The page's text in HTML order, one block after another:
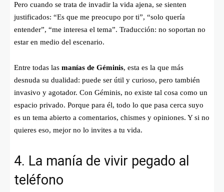
Pero cuando se trata de invadir la vida ajena, se sienten
justificados: “Es que me preocupo por ti”, “solo quería
entender”, “me interesa el tema”. Traducción: no soportan no
estar en medio del escenario.
Entre todas las manías de Géminis, esta es la que más
desnuda su dualidad: puede ser útil y curioso, pero también
invasivo y agotador. Con Géminis, no existe tal cosa como un
espacio privado. Porque para él, todo lo que pasa cerca suyo
es un tema abierto a comentarios, chismes y opiniones. Y si no
quieres eso, mejor no lo invites a tu vida.
4. La manía de vivir pegado al
teléfono